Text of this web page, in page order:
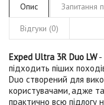
Опис Запитання
Відгуки (0)
Exped Ultra 3R Duo LW-
підходить піших
Duo створений для
користувачами, адже
практично всю підлогу